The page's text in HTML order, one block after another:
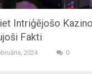
Intriģējošo
Fakti
2024 0